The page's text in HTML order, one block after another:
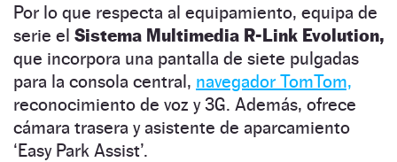
Por lo que respecta al equipamiento, equipa de
serie el Sistema Multimedia R-Link Evolution,
que incorpora una pantalla de siete pulgadas
para la consola central, navegador TomTom,
reconocimiento de voz y 3G. Además, ofrece
cámara trasera y asistente de aparcamiento
‘Easy Park Assist’.